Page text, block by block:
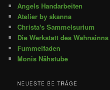
Angels Handarbeiten
Atelier by skanna
Christa's Sammelsurium
Die Werkstatt des Wahnsinns
Fummelfaden
Monis Nähstube
NEUESTE BEITRÄGE